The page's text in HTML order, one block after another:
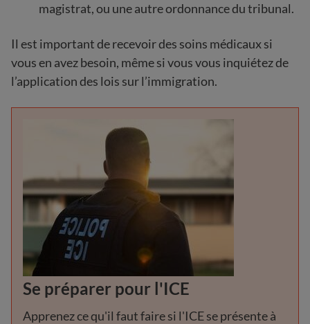
magistrat, ou une autre ordonnance du tribunal.
Il est important de recevoir des soins médicaux si
vous en avez besoin, même si vous vous inquiétez de
l’application des lois sur l’immigration.
Se préparer pour l'ICE
Apprenez ce qu'il faut faire si l'ICE se présente à